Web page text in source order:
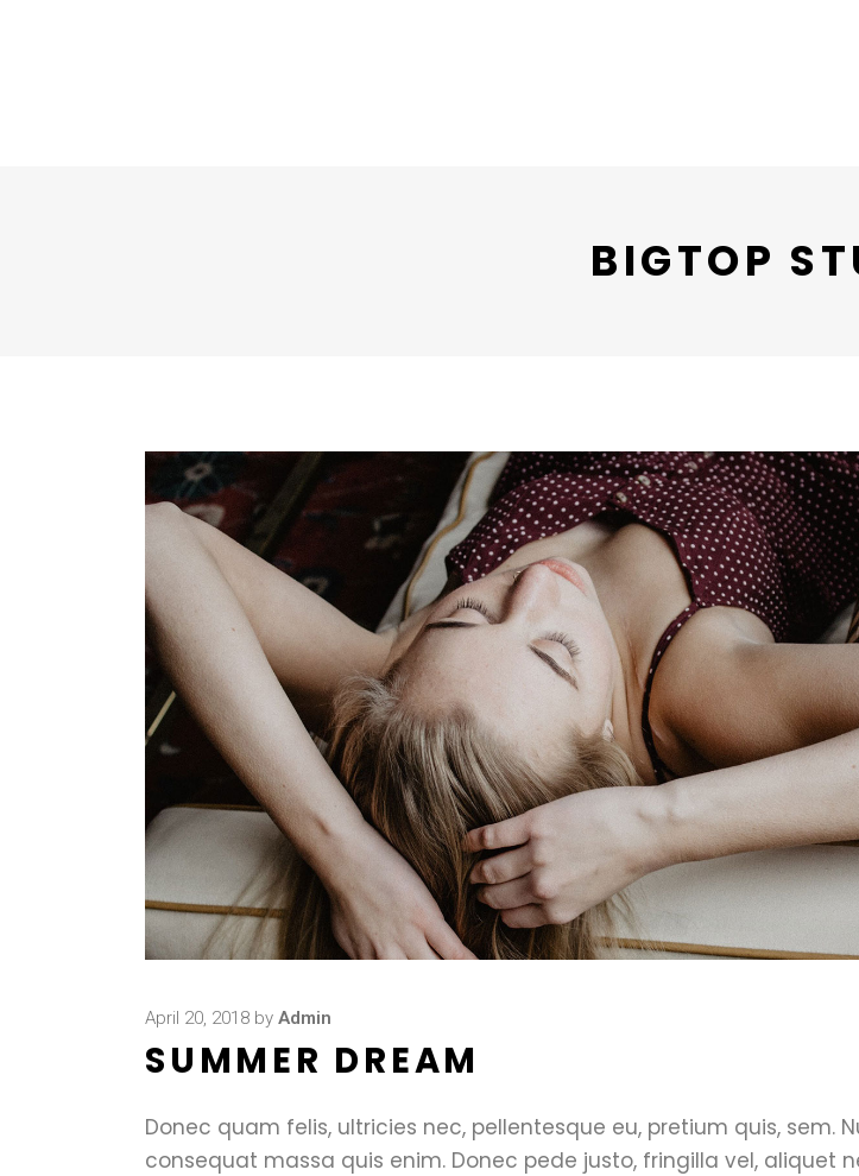
BIGTOP
April 20, 2018 by Admin
SUMMER DREAM
Donec quam felis, ultricies nec, pellentesque eu, pretium quis, sem.
consequat massa quis enim. Donec pede justo, fringilla vel, aliquet